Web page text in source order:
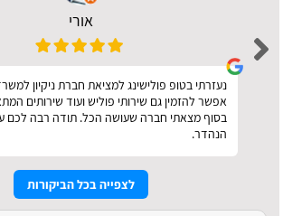
אורי
נעזרתי בטופ פולישינג למציאת חברת ניקיון
אפשר להזמין גם שירותי פוליש ועוד שירותים
בסוף מצאתי חברה שעושה הכל. תודה רבה לכם
הנהדר.
לצפייה בכל הביקורות